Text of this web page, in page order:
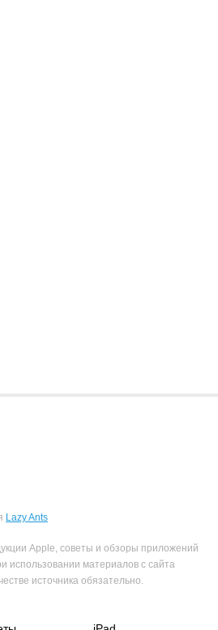
Lazy Ants
Apple, советы и обзоры приложений
использовании материалов с сайта
источника обязательно.